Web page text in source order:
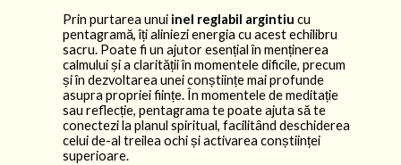
Prin purtarea unui inel reglabil argintiu cu
pentagramă, îți aliniezi energia cu acest echilibru
sacru. Poate fi un ajutor esențial în menținerea
calmului și a clarității în momentele dificile, precum
și în dezvoltarea unei conștiințe mai profunde
asupra propriei ființe. În momentele de meditație
sau reflecție, pentagrama te poate ajuta să te
conectezi la planul spiritual, facilitând deschiderea
celui de-al treilea ochi și activarea conștiinței
superioare.